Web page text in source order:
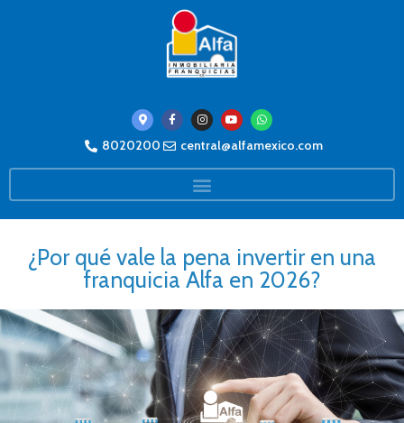
8020200 central@alfamexico.com
¿Por qué vale la pena invertir en una
franquicia Alfa en 2026?